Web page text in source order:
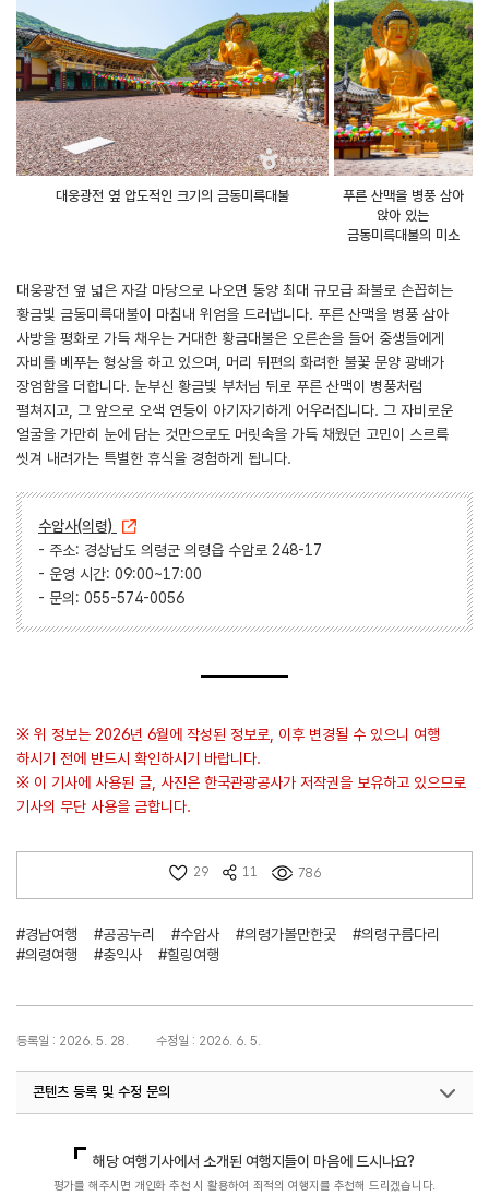
대웅광전 옆 압도적인 크기의 금동미륵대불
푸른 산맥을 병풍 삼아
앉아 있는
금동미륵대불의 미소
대웅광전 옆 넓은 자갈 마당으로 나오면 동양 최대 규모급 좌불로 손꼽히는
황금빛 금동미륵대불이 마침내 위엄을 드러냅니다. 푸른 산맥을 병풍 삼아
사방을 평화로 가득 채우는 거대한 황금대불은 오른손을 들어 중생들에게
자비를 베푸는 형상을 하고 있으며, 머리 뒤편의 화려한 불꽃 문양 광배가
장엄함을 더합니다. 눈부신 황금빛 부처님 뒤로 푸른 산맥이 병풍처럼
펼쳐지고, 그 앞으로 오색 연등이 아기자기하게 어우러집니다. 그 자비로운
얼굴을 가만히 눈에 담는 것만으로도 머릿속을 가득 채웠던 고민이 스르륵
씻겨 내려가는 특별한 휴식을 경험하게 됩니다.
수암사(의령)
- 주소: 경상남도 의령군 의령읍 수암로 248-17
- 운영 시간: 09:00~17:00
- 문의: 055-574-0056
※ 위 정보는 2026년 6월에 작성된 정보로, 이후 변경될 수 있으니 여행
하시기 전에 반드시 확인하시기 바랍니다.
※ 이 기사에 사용된 글, 사진은 한국관광공사가 저작권을 보유하고 있으므로
기사의 무단 사용을 금합니다.
29 11 786
#경남여행 #공공누리 #수암사 #의령가볼만한곳
#의령구름다리
#의령여행
#충익사 #힐링여행
등록일 : 2026. 5. 28. 수정일 : 2026. 6. 5.
콘텐츠 등록 및 수정 문의
해당 여행기사에서 소개된 여행지들이 마음에 드시나요?
평가를 해주시면 개인화 추천 시 활용하여 최적의 여행지를 추천해 드리겠습니다.